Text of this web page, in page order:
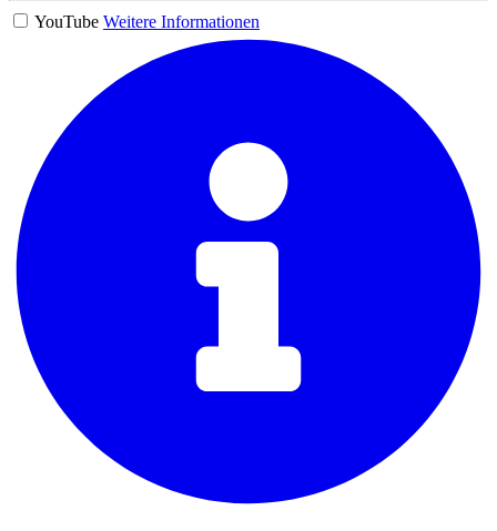
YouTube Weitere Informationen